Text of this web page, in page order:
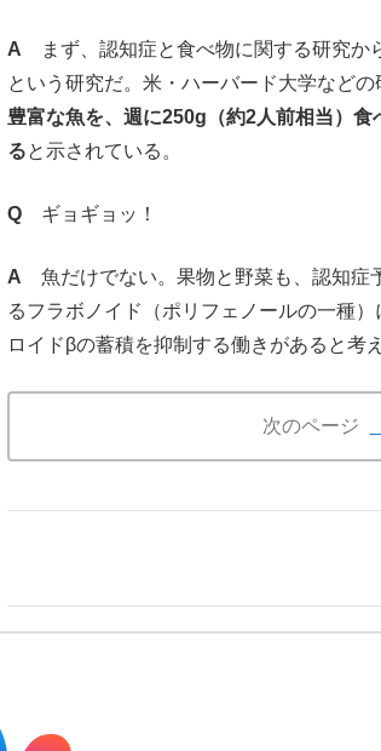
A まず、認知症と食べ物に関する研究か
という研究だ。米・ハーバード大学などの
豊富な魚を、週に250g（約2人前相当）
ると示されている。
Q ギョギョッ！
A 魚だけでない。果物と野菜も、認知症
るフラボノイド（ポリフェノールの一種
ロイドβの蓄積を抑制する働きがあると考
次のページ